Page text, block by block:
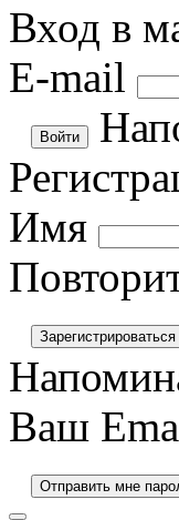
Вход в
E-mail
Имя
Ваш